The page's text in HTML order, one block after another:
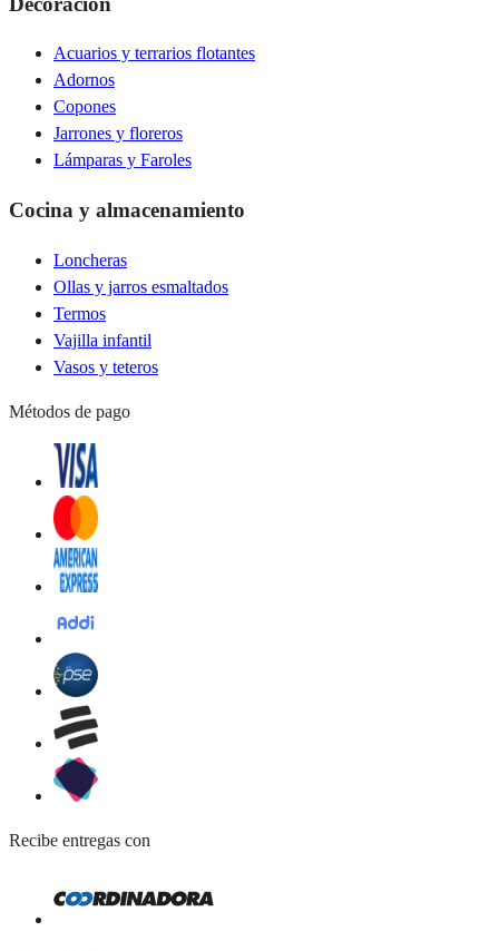
Acuarios y terrarios flotantes
Adornos
Copones
Jarrones y floreros
Lámparas y Faroles
Cocina y almacenamiento
Loncheras
Ollas y jarros esmaltados
Termos
Vajilla infantil
Vasos y teteros
Métodos de pago
Recibe entregas con